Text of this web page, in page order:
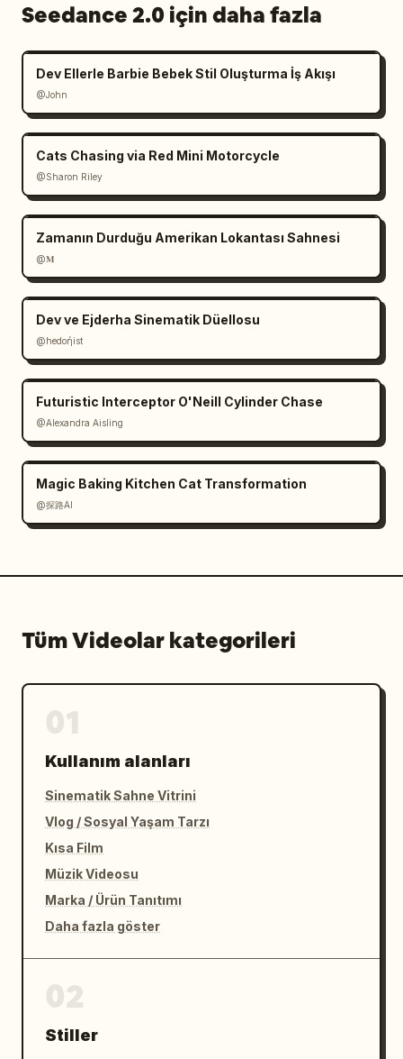
Seedance 2.0 için daha fazla
Dev Ellerle Barbie Bebek Stil Oluşturma İş Akışı
@John
Cats Chasing via Red Mini Motorcycle
@Sharon Riley
Zamanın Durduğu Amerikan Lokantası Sahnesi
@𝐌
Dev ve Ejderha Sinematik Düellosu
@hedoήist
Futuristic Interceptor O'Neill Cylinder Chase
@Alexandra Aisling
Magic Baking Kitchen Cat Transformation
@探路AI
Tüm Videolar kategorileri
Kullanım alanları
Sinematik Sahne Vitrini
Vlog / Sosyal Yaşam Tarzı
Kısa Film
Müzik Videosu
Marka / Ürün Tanıtımı
Daha fazla göster
Stiller